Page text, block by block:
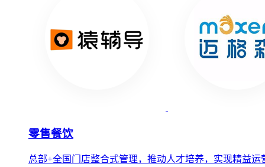
零售餐饮
总部+全国门店整合式管理，推动人才培养，实现精益运